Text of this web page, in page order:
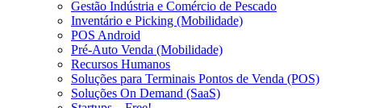
Gestão Indústria e Comércio de Pescado
Inventário e Picking (Mobilidade)
POS Android
Pré-Auto Venda (Mobilidade)
Recursos Humanos
Soluções para Terminais Pontos de Venda (POS)
Soluções On Demand (SaaS)